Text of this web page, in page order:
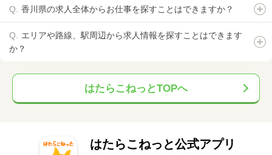
香川県の求人全体からお仕事を探すことはできますか？
エリアや路線、駅周辺から求人情報を探すことはできます
か？
はたらこねっとTOPへ
はたらこねっと公式アプリ